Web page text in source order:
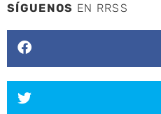
SÍGUENOS EN RRSS